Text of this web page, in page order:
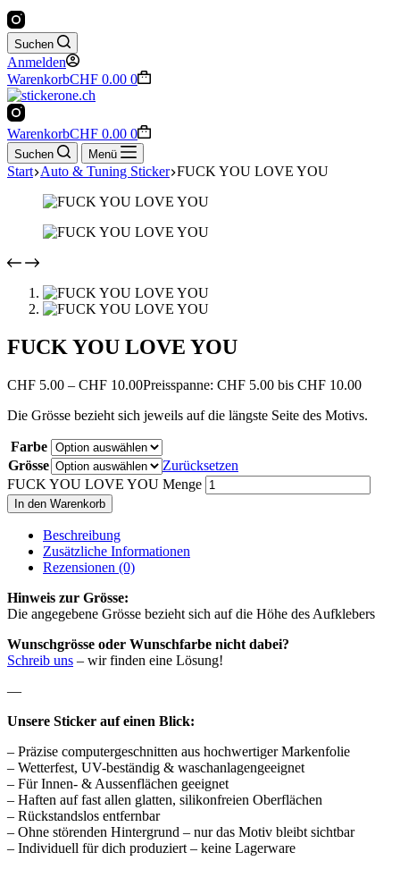
Suchen
Anmelden
WarenkorbCHF 0.00 0
WarenkorbCHF 0.00 0
Suchen Menü
Start Auto & Tuning Sticker FUCK YOU LOVE YOU
FUCK YOU LOVE YOU
CHF 5.00 – CHF 10.00Preisspanne: CHF 5.00 bis CHF 10.00
Die Grösse bezieht sich jeweils auf die längste Seite des Motivs.
Farbe
Grösse
Zurücksetzen
FUCK YOU LOVE YOU Menge
In den Warenkorb
Beschreibung
Zusätzliche Informationen
Rezensionen (0)
Hinweis zur Grösse:
Die angegebene Grösse bezieht sich auf die Höhe des Aufklebers
Wunschgrösse oder Wunschfarbe nicht dabei?
Schreib uns – wir finden eine Lösung!
—
Unsere Sticker auf einen Blick:
– Präzise computergeschnitten aus hochwertiger Markenfolie
– Wetterfest, UV-beständig & waschanlagengeeignet
– Für Innen- & Aussenflächen geeignet
– Haften auf fast allen glatten, silikonfreien Oberflächen
– Rückstandslos entfernbar
– Ohne störenden Hintergrund – nur das Motiv bleibt sichtbar
– Individuell für dich produziert – keine Lagerware